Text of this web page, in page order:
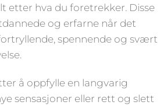
etter hva du foretrekker. Disse
og erfarne når det
spennende og svært
å oppfylle en langvarig
sensasjoner eller rett og slett